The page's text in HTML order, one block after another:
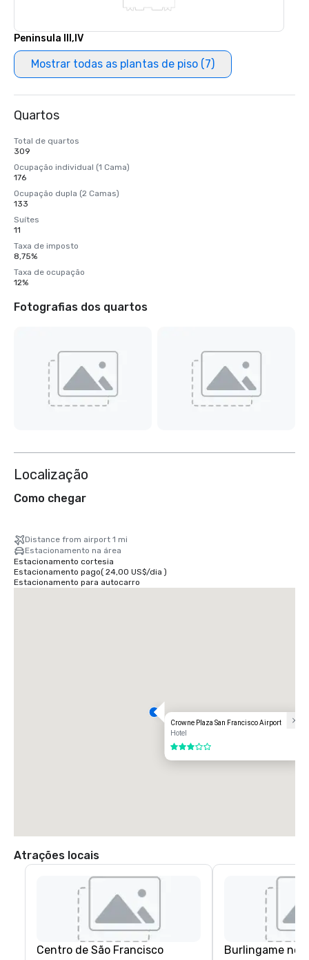
Peninsula III,IV
Mostrar todas as plantas de piso (7)
Quartos
Total de quartos
309
Ocupação individual (1 Cama)
176
Ocupação dupla (2 Camas)
133
Suítes
11
Taxa de imposto
8,75%
Taxa de ocupação
12%
Fotografias dos quartos
Localização
Como chegar
Distance from airport 1 mi
Estacionamento na área
Estacionamento cortesia
Estacionamento pago( 24,00 US$/dia )
Estacionamento para autocarro
Crowne Plaza San Francisco Airport
Hotel
3 de 5
Atrações locais
Centro de São Francisco Burlingame no